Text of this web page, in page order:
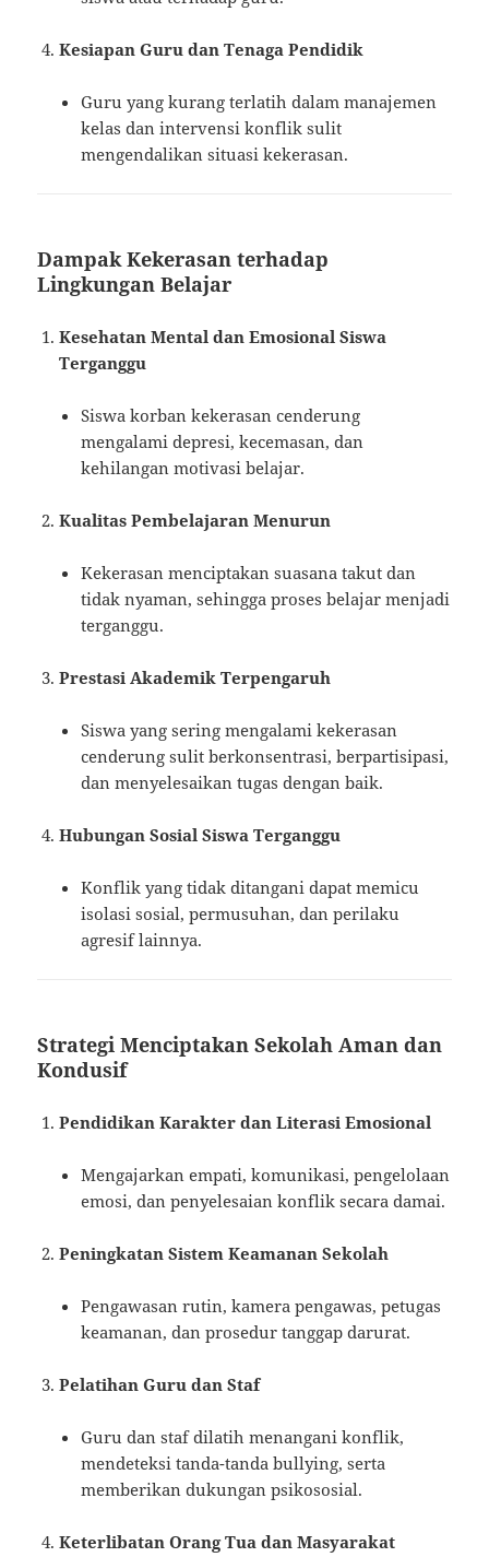
Kesiapan Guru dan Tenaga Pendidik
Guru yang kurang terlatih dalam manajemen
kelas dan intervensi konflik sulit
mengendalikan situasi kekerasan.
Dampak Kekerasan terhadap
Lingkungan Belajar
Kesehatan Mental dan Emosional Siswa
Terganggu
Siswa korban kekerasan cenderung
mengalami depresi, kecemasan, dan
kehilangan motivasi belajar.
Kualitas Pembelajaran Menurun
Kekerasan menciptakan suasana takut dan
tidak nyaman, sehingga proses belajar menjadi
terganggu.
Prestasi Akademik Terpengaruh
Siswa yang sering mengalami kekerasan
cenderung sulit berkonsentrasi, berpartisipasi,
dan menyelesaikan tugas dengan baik.
Hubungan Sosial Siswa Terganggu
Konflik yang tidak ditangani dapat memicu
isolasi sosial, permusuhan, dan perilaku
agresif lainnya.
Strategi Menciptakan Sekolah Aman dan
Kondusif
Pendidikan Karakter dan Literasi Emosional
Mengajarkan empati, komunikasi, pengelolaan
emosi, dan penyelesaian konflik secara damai.
Peningkatan Sistem Keamanan Sekolah
Pengawasan rutin, kamera pengawas, petugas
keamanan, dan prosedur tanggap darurat.
Pelatihan Guru dan Staf
Guru dan staf dilatih menangani konflik,
mendeteksi tanda-tanda bullying, serta
memberikan dukungan psikososial.
Keterlibatan Orang Tua dan Masyarakat